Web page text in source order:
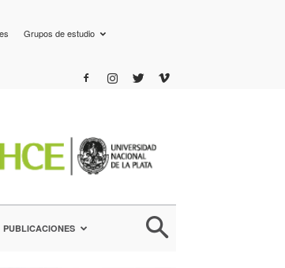
Grupos de estudio
PUBLICACIONES